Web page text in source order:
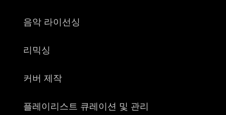
음악 라이선싱
리믹싱
커버 제작
플레이리스트 큐레이션 및 관리